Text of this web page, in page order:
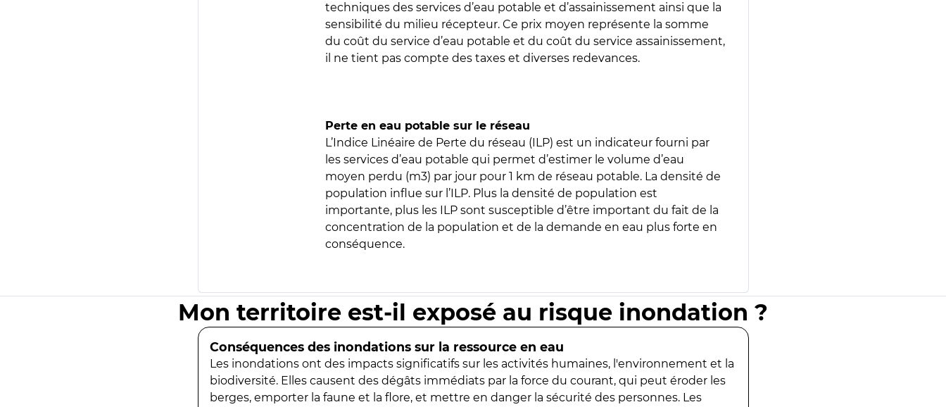
techniques des services d’eau potable et d’assainissement ainsi que la
sensibilité du milieu récepteur. Ce prix moyen représente la somme
du coût du service d’eau potable et du coût du service assainissement,
il ne tient pas compte des taxes et diverses redevances.
Perte en eau potable sur le réseau
L’Indice Linéaire de Perte du réseau (ILP) est un indicateur fourni par
les services d’eau potable qui permet d’estimer le volume d’eau
moyen perdu (m3) par jour pour 1 km de réseau potable. La densité de
population influe sur l’ILP. Plus la densité de population est
importante, plus les ILP sont susceptible d’être important du fait de la
concentration de la population et de la demande en eau plus forte en
conséquence.
Mon territoire est-il exposé au risque inondation ?
Conséquences des inondations sur la ressource en eau
Les inondations ont des impacts significatifs sur les activités humaines, l'environnement et la
biodiversité. Elles causent des dégâts immédiats par la force du courant, qui peut éroder les
berges, emporter la faune et la flore, et mettre en danger la sécurité des personnes. Les